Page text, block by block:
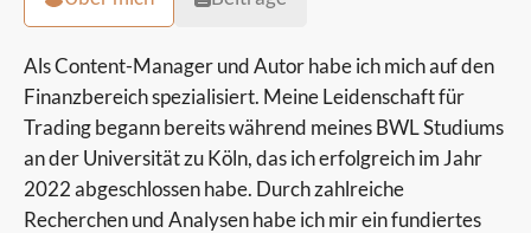
Als Content-Manager und Autor habe ich mich auf den
Finanzbereich spezialisiert. Meine Leidenschaft für
Trading begann bereits während meines BWL Studiums
an der Universität zu Köln, das ich erfolgreich im Jahr
2022 abgeschlossen habe. Durch zahlreiche
Recherchen und Analysen habe ich mir ein fundiertes